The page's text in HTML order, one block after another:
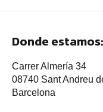
Donde estamos:
Carrer Almería 34
08740 Sant Andreu
Barcelona